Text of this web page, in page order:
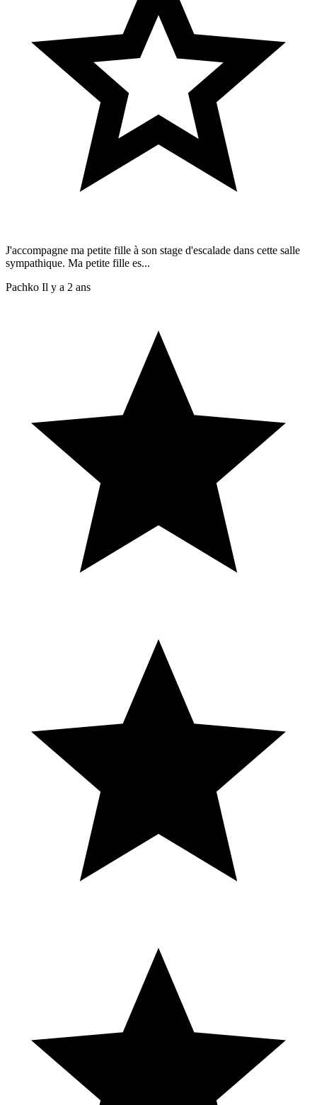
J'accompagne ma petite fille à son stage d'escalade dans cette salle
sympathique. Ma petite fille es...
Pachko Il y a 2 ans